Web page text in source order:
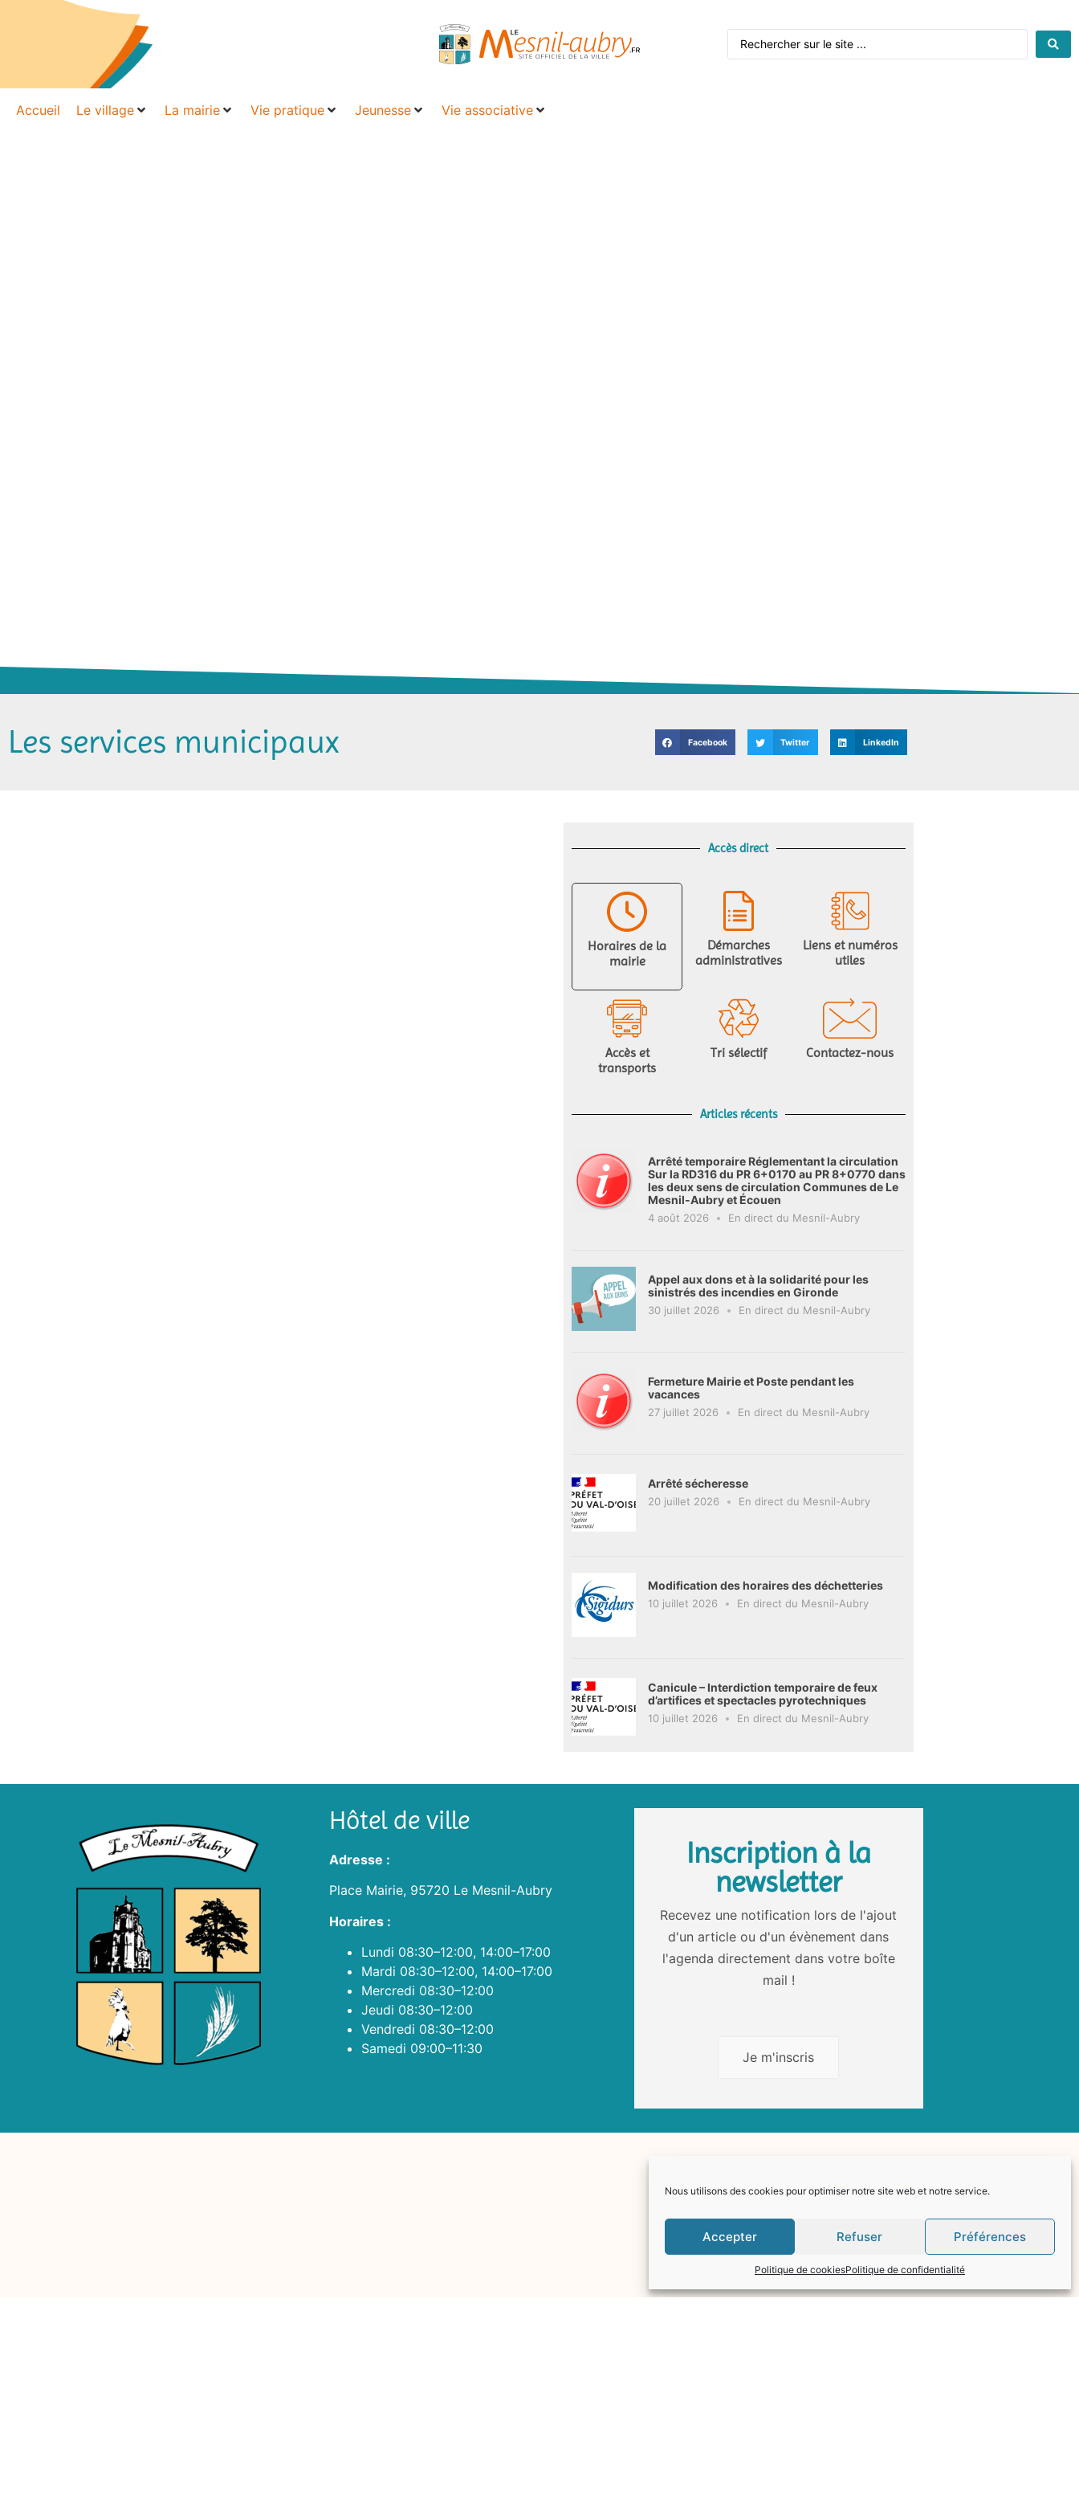
Nous utilisons des cookies pour optimiser notre site web et notre service.
Accepter Refuser Préférences
Politique de cookiesPolitique de confidentialité
Accueil Le village La mairie Vie pratique Jeunesse Vie associative
Les services municipaux Facebook Twitter LinkedIn
Accès direct
Horaires de la
mairie
Démarches
administratives
Liens et numéros
utiles
Accès et
transports
Tri sélectif Contactez-nous
Articles récents
Arrêté temporaire Réglementant la circulation
Sur la RD316 du PR 6+0170 au PR 8+0770 dans
les deux sens de circulation Communes de Le
Mesnil-Aubry et Écouen
4 août 2026 En direct du Mesnil-Aubry
Appel aux dons et à la solidarité pour les
sinistrés des incendies en Gironde
30 juillet 2026 En direct du Mesnil-Aubry
Fermeture Mairie et Poste pendant les
vacances
27 juillet 2026 En direct du Mesnil-Aubry
Arrêté sécheresse
20 juillet 2026 En direct du Mesnil-Aubry
Modification des horaires des déchetteries
10 juillet 2026 En direct du Mesnil-Aubry
Canicule – Interdiction temporaire de feux
d’artifices et spectacles pyrotechniques
10 juillet 2026 En direct du Mesnil-Aubry
Hôtel de ville
Adresse :
Place Mairie, 95720 Le Mesnil-Aubry
Horaires :
Lundi 08:30–12:00, 14:00–17:00
Mardi 08:30–12:00, 14:00–17:00
Mercredi 08:30–12:00
Jeudi 08:30–12:00
Vendredi 08:30–12:00
Samedi 09:00–11:30
Inscription à la
newsletter
Recevez une notification lors de l'ajout
d'un article ou d'un évènement dans
l'agenda directement dans votre boîte
mail !
Je m'inscris